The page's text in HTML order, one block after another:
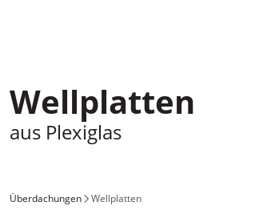
Wellplatten
aus Plexiglas
Überdachungen Wellplatten